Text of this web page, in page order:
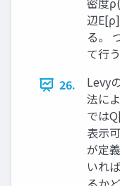
辺
る。
て行う
26.
Levy
法に
では
表示
が定
いれ